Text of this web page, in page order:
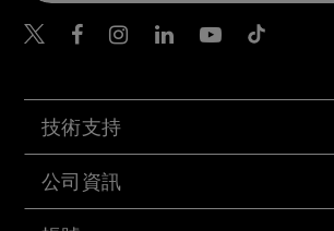
技術支持
公司資訊
Belkin Twitter
Belkin Hong
BelkinBelkinBelkin